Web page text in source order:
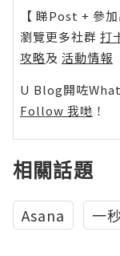
【 睇Post + 參加
瀏覽更多社群 打
攻略及 活動情報
U Blog開咗
Follow 我哋 ！
相關話題
Asana 一